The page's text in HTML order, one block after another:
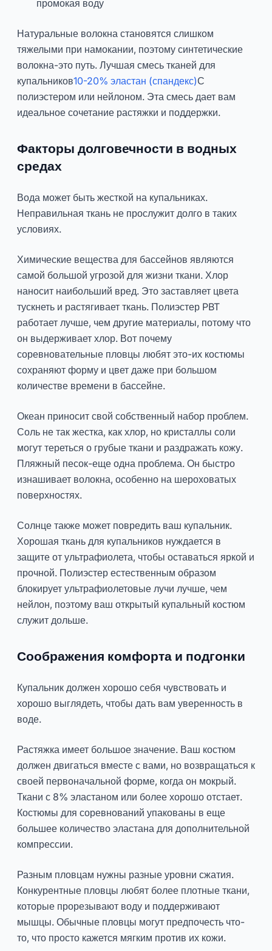
промокая воду
Натуральные волокна становятся слишком
тяжелыми при намокании, поэтому синтетические
волокна-это путь. Лучшая смесь тканей для
купальников10-20% эластан (спандекс)С
полиэстером или нейлоном. Эта смесь дает вам
идеальное сочетание растяжки и поддержки.
Факторы долговечности в водных
средах
Вода может быть жесткой на купальниках.
Неправильная ткань не прослужит долго в таких
условиях.
Химические вещества для бассейнов являются
самой большой угрозой для жизни ткани. Хлор
наносит наибольший вред. Это заставляет цвета
тускнеть и растягивает ткань. Полиэстер PBT
работает лучше, чем другие материалы, потому что
он выдерживает хлор. Вот почему
соревновательные пловцы любят это-их костюмы
сохраняют форму и цвет даже при большом
количестве времени в бассейне.
Океан приносит свой собственный набор проблем.
Соль не так жестка, как хлор, но кристаллы соли
могут тереться о грубые ткани и раздражать кожу.
Пляжный песок-еще одна проблема. Он быстро
изнашивает волокна, особенно на шероховатых
поверхностях.
Солнце также может повредить ваш купальник.
Хорошая ткань для купальников нуждается в
защите от ультрафиолета, чтобы оставаться яркой и
прочной. Полиэстер естественным образом
блокирует ультрафиолетовые лучи лучше, чем
нейлон, поэтому ваш открытый купальный костюм
служит дольше.
Соображения комфорта и подгонки
Купальник должен хорошо себя чувствовать и
хорошо выглядеть, чтобы дать вам уверенность в
воде.
Растяжка имеет большое значение. Ваш костюм
должен двигаться вместе с вами, но возвращаться к
своей первоначальной форме, когда он мокрый.
Ткани с 8% эластаном или более хорошо отстает.
Костюмы для соревнований упакованы в еще
большее количество эластана для дополнительной
компрессии.
Разным пловцам нужны разные уровни сжатия.
Конкурентные пловцы любят более плотные ткани,
которые прорезывают воду и поддерживают
мышцы. Обычные пловцы могут предпочесть что-
то, что просто кажется мягким против их кожи.